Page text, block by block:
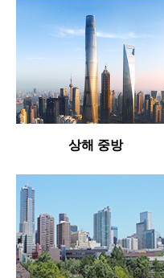
상해 중방